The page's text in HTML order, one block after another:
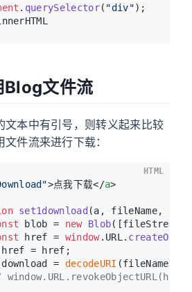
. querySelector( "div");
Blog文件流
文本中有引号，则转义起来比较
件流来进行下载：
>点我下载</a>
set1download (a, fileName,
blob = new Blob
href = window. URL .
href = href;
download = decodeURI (fileName);
HTML